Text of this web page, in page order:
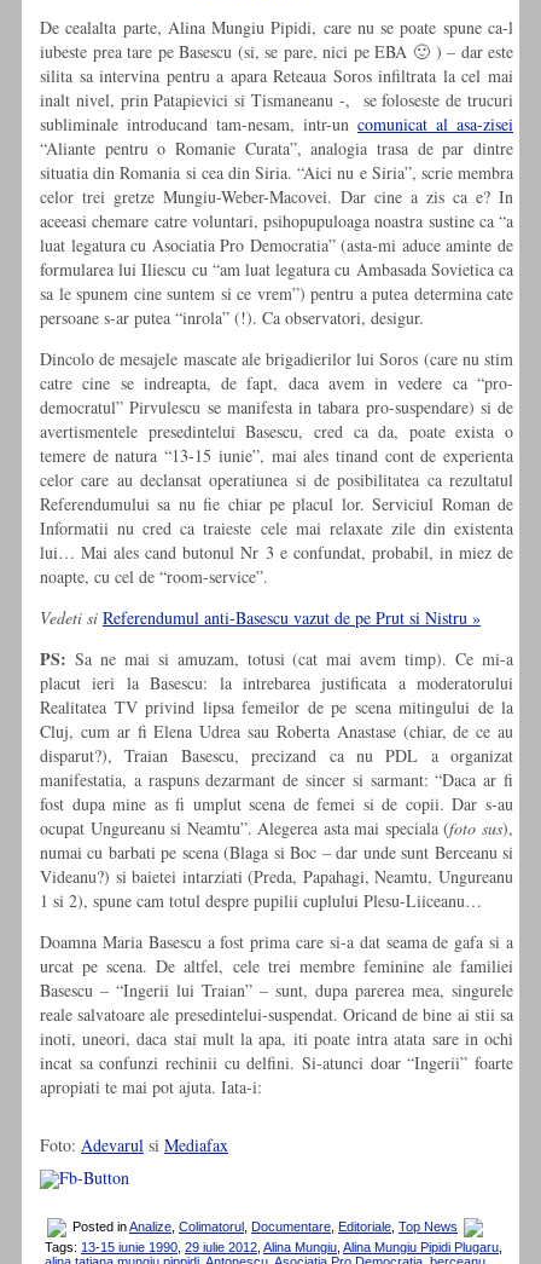
De cealalta parte, Alina Mungiu Pipidi, care nu se poate spune ca-l
iubeste prea tare pe Basescu (si, se pare, nici pe EBA 🙂 ) – dar este
silita sa intervina pentru a apara Reteaua Soros infiltrata la cel mai
inalt nivel, prin Patapievici si Tismaneanu -, se foloseste de trucuri
subliminale introducand tam-nesam, intr-un comunicat al asa-zisei
“Aliante pentru o Romanie Curata”, analogia trasa de par dintre
situatia din Romania si cea din Siria. “Aici nu e Siria”, scrie membra
celor trei gretze Mungiu-Weber-Macovei. Dar cine a zis ca e? In
aceeasi chemare catre voluntari, psihopupuloaga noastra sustine ca “a
luat legatura cu Asociatia Pro Democratia” (asta-mi aduce aminte de
formularea lui Iliescu cu “am luat legatura cu Ambasada Sovietica ca
sa le spunem cine suntem si ce vrem”) pentru a putea determina cate
persoane s-ar putea “inrola” (!). Ca observatori, desigur.
Dincolo de mesajele mascate ale brigadierilor lui Soros (care nu stim
catre cine se indreapta, de fapt, daca avem in vedere ca “pro-
democratul” Pirvulescu se manifesta in tabara pro-suspendare) si de
avertismentele presedintelui Basescu, cred ca da, poate exista o
temere de natura “13-15 iunie”, mai ales tinand cont de experienta
celor care au declansat operatiunea si de posibilitatea ca rezultatul
Referendumului sa nu fie chiar pe placul lor. Serviciul Roman de
Informatii nu cred ca traieste cele mai relaxate zile din existenta
lui… Mai ales cand butonul Nr 3 e confundat, probabil, in miez de
noapte, cu cel de “room-service”.
Vedeti si Referendumul anti-Basescu vazut de pe Prut si Nistru »
PS: Sa ne mai si amuzam, totusi (cat mai avem timp). Ce mi-a
placut ieri la Basescu: la intrebarea justificata a moderatorului
Realitatea TV privind lipsa femeilor de pe scena mitingului de la
Cluj, cum ar fi Elena Udrea sau Roberta Anastase (chiar, de ce au
disparut?), Traian Basescu, precizand ca nu PDL a organizat
manifestatia, a raspuns dezarmant de sincer si sarmant: “Daca ar fi
fost dupa mine as fi umplut scena de femei si de copii. Dar s-au
ocupat Ungureanu si Neamtu”. Alegerea asta mai speciala (foto sus),
numai cu barbati pe scena (Blaga si Boc – dar unde sunt Berceanu si
Videanu?) si baietei intarziati (Preda, Papahagi, Neamtu, Ungureanu
1 si 2), spune cam totul despre pupilii cuplului Plesu-Liiceanu…
Doamna Maria Basescu a fost prima care si-a dat seama de gafa si a
urcat pe scena. De altfel, cele trei membre feminine ale familiei
Basescu – “Ingerii lui Traian” – sunt, dupa parerea mea, singurele
reale salvatoare ale presedintelui-suspendat. Oricand de bine ai stii sa
inoti, uneori, daca stai mult la apa, iti poate intra atata sare in ochi
incat sa confunzi rechinii cu delfini. Si-atunci doar “Ingerii” foarte
apropiati te mai pot ajuta. Iata-i:
Foto: Adevarul si Mediafax
Posted inAnalize Colimatorul Documentare Editoriale Top News
Tags: 13-15 iunie 1990 29 iulie 2012 Alina Mungiu Alina Mungiu Pipidi Plugaru